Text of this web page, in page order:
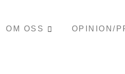
OM OSS OPINION/